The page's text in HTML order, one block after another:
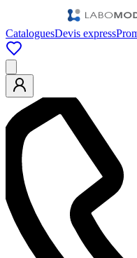
CataloguesDevis express